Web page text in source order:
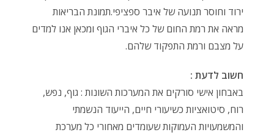
ירוד וחוסר תנועה של איבר ספציפי.תמונת הבריאות
מראה את רמת החום של כל איברי הגוף ומכאן אנו למדים
על מצבם ורמת התפקוד שלהם.
חשוב לדעת :
באבחון אישי סורקים את המערכות השונות : גוף, נפש,
רוח, סיטואציות כשיעורי חיים, הייעוד הנשמתי
והמשמעויות העמוקות שעומדים מאחורי כל מערכת